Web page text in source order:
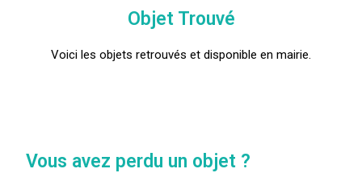
Objet Trouvé
Voici les objets retrouvés et disponible en mairie.
Vous avez perdu un objet ?